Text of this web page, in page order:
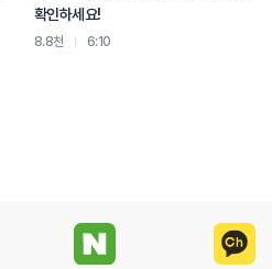
확인하세요!
8.8천 6:10